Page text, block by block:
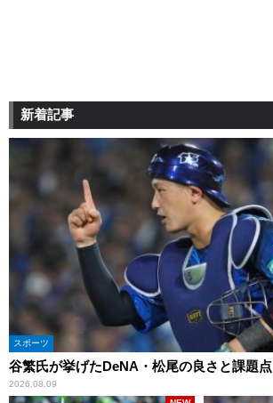
新着記事
スポーツ
谷繁氏が挙げたDeNA・松尾の良さと課題点
2026.08.09